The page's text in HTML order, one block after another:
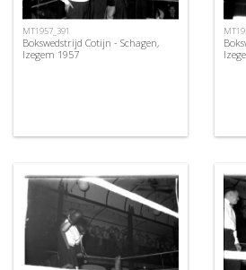
MT1957_391
Bokswedstrijd Cotijn - Schagen,
Izegem 1957